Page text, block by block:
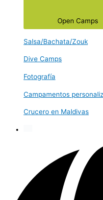
Open Camps
Salsa/Bachata/Zouk
Dive Camps
Fotografía
Campamentos
Crucero en Maldivas